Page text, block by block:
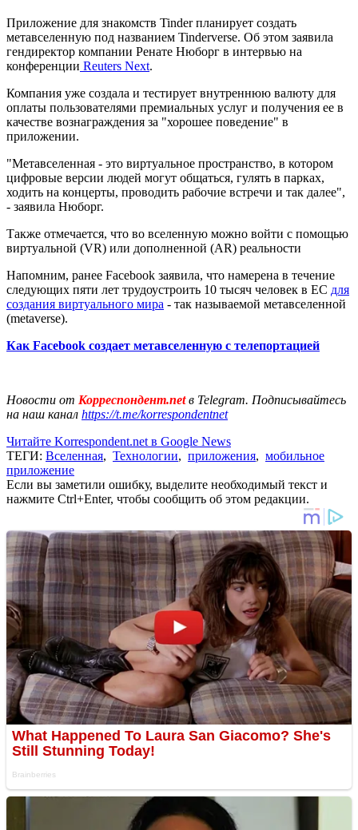
Приложение для знакомств Tinder планирует создать
метавселенную под названием Tinderverse. Об этом заявила
гендиректор компании Ренате Нюборг в интервью на
конференции Reuters Next.
Компания уже создала и тестирует внутреннюю валюту для
оплаты пользователями премиальных услуг и получения ее в
качестве вознаграждения за "хорошее поведение" в
приложении.
"Метавселенная - это виртуальное пространство, в котором
цифровые версии людей могут общаться, гулять в парках,
ходить на концерты, проводить рабочие встречи и так далее",
- заявила Нюборг.
Также отмечается, что во вселенную можно войти с помощью
виртуальной (VR) или дополненной (AR) реальности
Напомним, ранее Facebook заявила, что намерена в течение
следующих пяти лет трудоустроить 10 тысяч человек в ЕС для
создания виртуального мира - так называемой метавселенной
(metaverse).
Как Facebook создает метавселенную с телепортацией
Новости от Корреспондент.netв Telegram. Подписывайтесь
на наш канал https://t.me/korrespondentnet
Читайте Korrespondent.net в Google News
ТЕГИ: Вселенная, Технологии, приложения, мобильное
приложение
Если вы заметили ошибку, выделите необходимый текст и
нажмите Ctrl+Enter, чтобы сообщить об этом редакции.